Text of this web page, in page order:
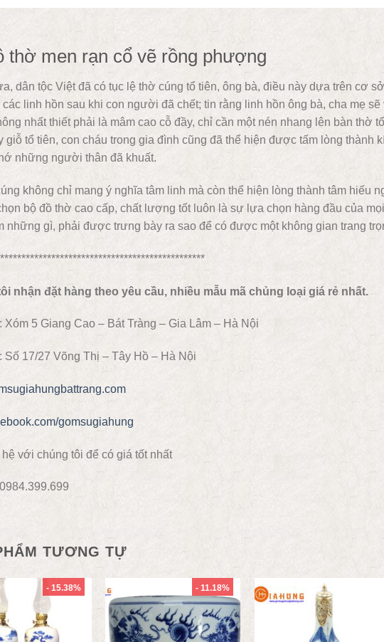
thờ men rạn cổ vẽ rồng phượng
dân tộc Việt đã có tục lệ thờ cúng tổ tiên, ông bà, điều này dựa trên cơ
linh hồn sau khi con người đã chết; tin rằng linh hồn ông bà, cha mẹ sẽ
nhất thiết phải là mâm cao cỗ đầy, chỉ cần một nén nhang lên bàn thờ
giỗ tổ tiên, con cháu trong gia đình cũng đã thể hiện được tấm lòng thành
những người thân đã khuất.
không chỉ mang ý nghĩa tâm linh mà còn thể hiện lòng thành tâm hiếu
bộ đồ thờ cao cấp, chất lượng tốt luôn là sự lựa chọn hàng đầu của
những gì, phải được trưng bày ra sao để có được một không gian trang
nhận đặt hàng theo yêu cầu, nhiều mẫu mã chủng loại giá rẻ nhất.
5 Giang Cao – Bát Tràng – Gia Lâm – Hà Nội
Số 17/27 Võng Thị – Tây Hồ – Hà Nội
gomsugiahung
hệ với chúng tôi để có giá tốt nhất
TƯƠNG TỰ
- 15.38% - 11.18%